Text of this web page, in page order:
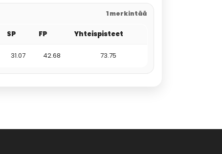
1 merkintää
SP FP Yhteispisteet
31.07 42.68 73.75